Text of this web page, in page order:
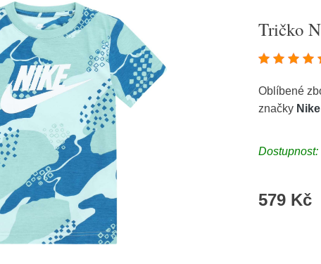
Tričko
Oblíbené
značky
579 Kč